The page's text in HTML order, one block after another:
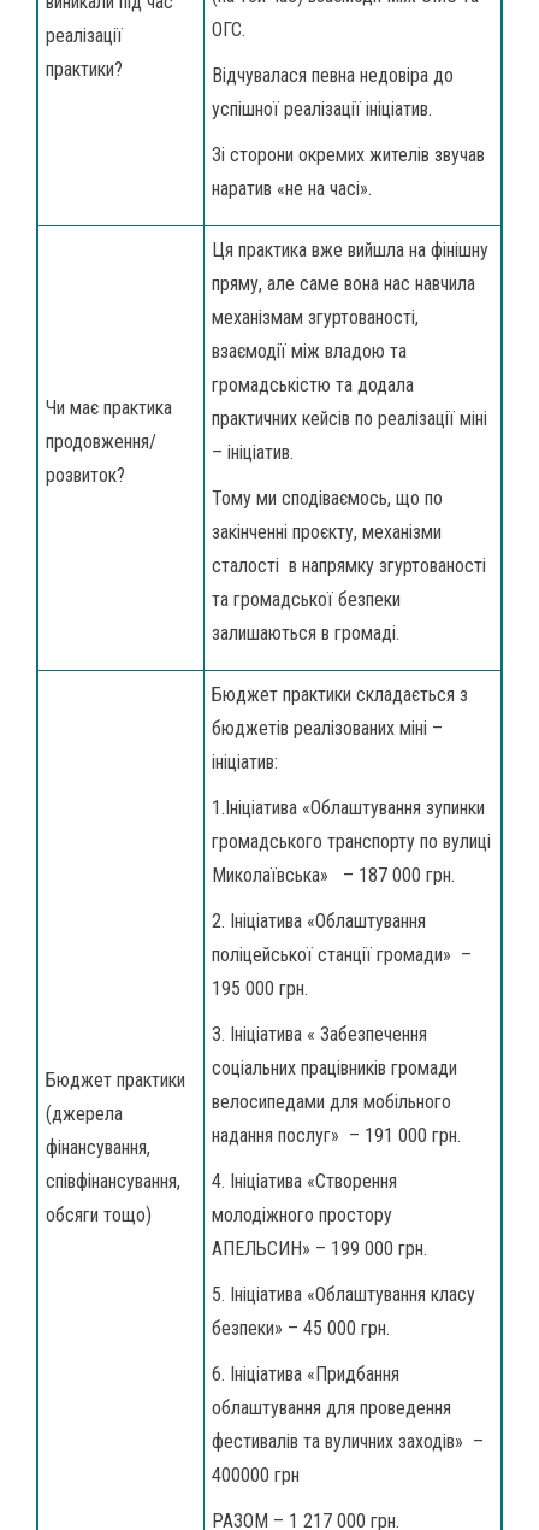
реалізації
практики?
ОГС.
Відчувалася певна недовіра до
успішної реалізації ініціатив.
Зі сторони окремих жителів звучав
наратив «не на часі».
Чи має практика
продовження/
розвиток?
Ця практика вже вийшла на фінішну
пряму, але саме вона нас навчила
механізмам згуртованості,
взаємодії між владою та
громадськістю та додала
практичних кейсів по реалізації міні
– ініціатив.
Тому ми сподіваємось, що по
закінченні проєкту, механізми
сталості в напрямку згуртованості
та громадської безпеки
залишаються в громаді.
Бюджет практики
(джерела
фінансування,
співфінансування,
обсяги тощо)
Бюджет практики складається з
бюджетів реалізованих міні –
ініціатив:
1.Ініціатива «Облаштування зупинки
громадського транспорту по вулиці
Миколаївська» – 187 000 грн.
2. Ініціатива «Облаштування
поліцейської станції громади» –
195 000 грн.
3. Ініціатива « Забезпечення
соціальних працівників громади
велосипедами для мобільного
надання послуг» – 191 000 грн.
4. Ініціатива «Створення
молодіжного простору
АПЕЛЬСИН» – 199 000 грн.
5. Ініціатива «Облаштування класу
безпеки» – 45 000 грн.
6. Ініціатива «Придбання
облаштування для проведення
фестивалів та вуличних заходів» –
400000 грн
РАЗОМ – 1 217 000 грн.